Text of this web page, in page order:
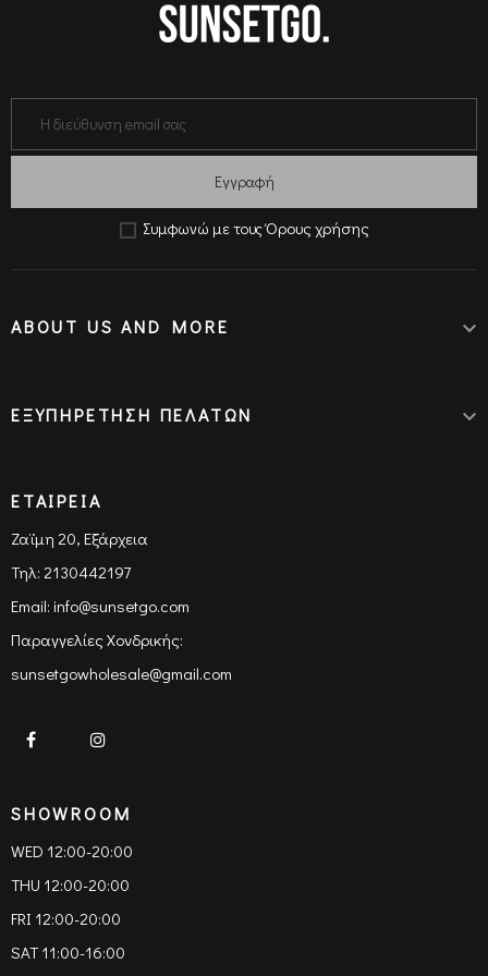
Εγγραφή
Συμφωνώ με τουςΌρους χρήσης
ABOUT US AND MORE 
ΕΞΥΠΗΡΕΤΗΣΗ ΠΕΛΑΤΩΝ 
ΕΤΑΙΡΕΙΑ
Ζαϊμη 20, Εξάρχεια
Τηλ: 2130442197
Email: info@sunsetgo.com
Παραγγελίες Χονδρικής:
sunsetgowholesale@gmail.com
SHOWROOM
WED 12:00-20:00
THU 12:00-20:00
FRI 12:00-20:00
SAT 11:00-16:00